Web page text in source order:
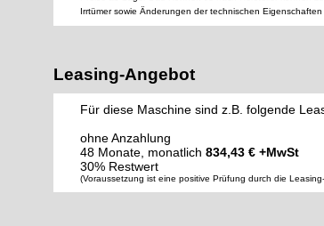
Irrtümer sowie Änderungen der technischen
Leasing-Angebot
Für diese Maschine sind z.B. folgende
ohne Anzahlung
48 Monate, monatlich 834,43 € +MwSt
30% Restwert
(Voraussetzung ist eine positive Prüfung durch die